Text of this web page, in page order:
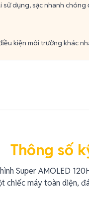
dụng, sạc nhanh chóng
kiện môi trường khác
Thông số
Super AMOLED
chiếc máy toàn diện,